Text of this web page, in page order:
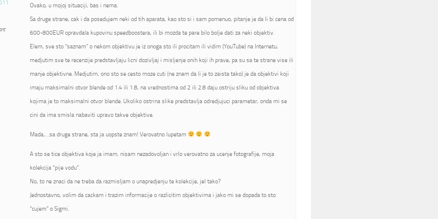
Ovako, u mojoj situaciji, bas i nema.
Sa druge strane, cak i da posedujem neki od tih aparata, kao sto si i sam pomenuo, pitanje je da li bi cena od
600-800EUR opravdala kupovinu speedboostera, ili bi mozda te pare bilo bolje dati za neki objektiv.
Elem, sve sto “saznam” o nekom objektivu je iz onoga sto ili procitam ili vidim (YouTube) na Internetu,
medjutim sve te recenzije predstavljaju licni dozivljaj i misljenje onih koji ih prave, pa su sa te strane vise ili
manje objektivne. Medjutim, ono sto se cesto moze cuti (ne znam da li je to zaista tako) je da objektivi koji
imaju maksimalni otvor blende od 1.4 ili 1.8, na vrednostima od 2 ili 2.8 daju ostriju sliku od objektiva
kojima je to maksimalni otvor blende. Ukoliko ostrina slike predstavlja odredjujuci parametar, onda mi se
cini da ima smisla nabaviti upravo takve objektive.
Mada,…sa druge strane, sta ja uopste znam! Verovatno lupetam
A sto se tice objektiva koje ja imam, nisam nezadovoljan i vrlo verovatno za ucenje fotografije, moja
kolekcija “pije vodu”.
No, to ne znaci da ne treba da razmisljam o unapredjenju te kolekcije, jel tako?
Jednostavno, volim da cackam i trazim informacije o razlicitim objektivima i jako mi se dopada to sto
“cujem” o Sigmi.